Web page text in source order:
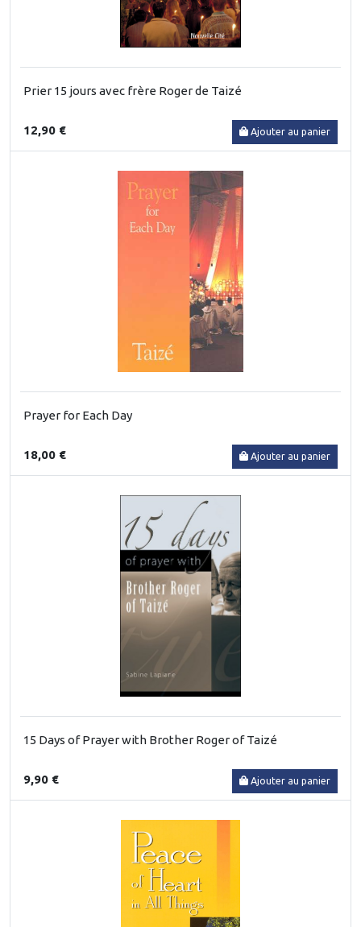
Prier 15 jours avec frère Roger de Taizé
12,90 € Ajouter au panier
Prayer for Each Day
18,00 € Ajouter au panier
15 Days of Prayer with Brother Roger of Taizé
9,90 € Ajouter au panier